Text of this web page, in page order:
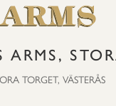
ARMS,
TORGET, VÄSTERÅS